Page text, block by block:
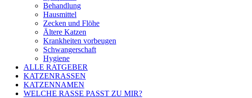
Behandlung
Hausmittel
Zecken und Flöhe
Ältere Katzen
Krankheiten vorbeugen
Schwangerschaft
Hygiene
ALLE RATGEBER
KATZENRASSEN
KATZENNAMEN
WELCHE RASSE PASST ZU MIR?